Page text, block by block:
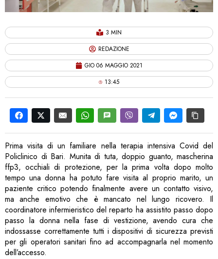
3 MIN
REDAZIONE
GIO 06 MAGGIO 2021
13:45
Prima visita di un familiare nella terapia intensiva Covid del
Policlinico di Bari. Munita di tuta, doppio guanto, mascherina
ffp3, occhiali di protezione, per la prima volta dopo molto
tempo una donna ha potuto fare visita al proprio marito, un
paziente critico potendo finalmente avere un contatto visivo,
ma anche emotivo che è mancato nel lungo ricovero. Il
coordinatore infermieristico del reparto ha assistito passo dopo
passo la donna nella fase di vestizione, avendo cura che
indossasse correttamente tutti i dispositivi di sicurezza previsti
per gli operatori sanitari fino ad accompagnarla nel momento
dell’accesso.